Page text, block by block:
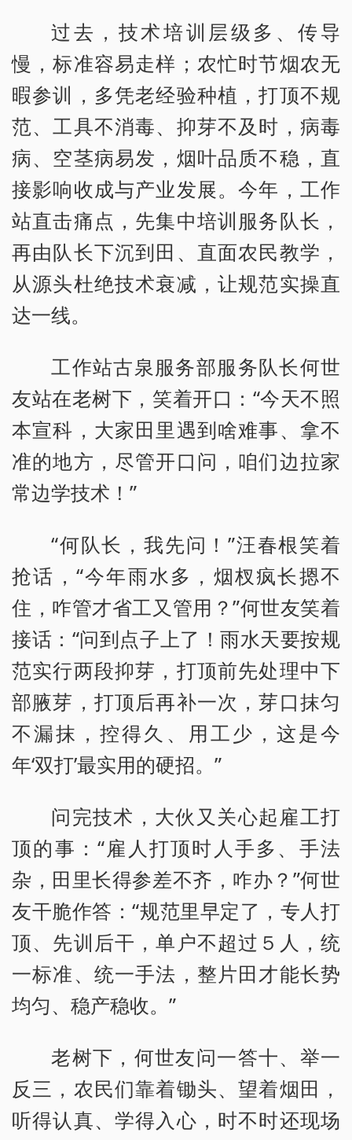
过去，技术培训层级多、传导
慢，标准容易走样；农忙时节烟农无
暇参训，多凭老经验种植，打顶不规
范、工具不消毒、抑芽不及时，病毒
病、空茎病易发，烟叶品质不稳，直
接影响收成与产业发展。今年，工作
站直击痛点，先集中培训服务队长，
再由队长下沉到田、直面农民教学，
从源头杜绝技术衰减，让规范实操直
达一线。
工作站古泉服务部服务队长何世
友站在老树下，笑着开口：“今天不照
本宣科，大家田里遇到啥难事、拿不
准的地方，尽管开口问，咱们边拉家
常边学技术！”
“何队长，我先问！”汪春根笑着
抢话，“今年雨水多，烟杈疯长摁不
住，咋管才省工又管用？”何世友笑着
接话：“问到点子上了！雨水天要按规
范实行两段抑芽，打顶前先处理中下
部腋芽，打顶后再补一次，芽口抹匀
不漏抹，控得久、用工少，这是今
年‘双打’最实用的硬招。”
问完技术，大伙又关心起雇工打
顶的事：“雇人打顶时人手多、手法
杂，田里长得参差不齐，咋办？”何世
友干脆作答：“规范里早定了，专人打
顶、先训后干，单户不超过５人，统
一标准、统一手法，整片田才能长势
均匀、稳产稳收。”
老树下，何世友问一答十、举一
反三，农民们靠着锄头、望着烟田，
听得认真、学得入心，时不时还现场